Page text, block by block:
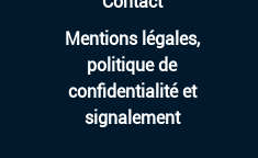
Mentions légales,
politique de
confidentialité et
signalement